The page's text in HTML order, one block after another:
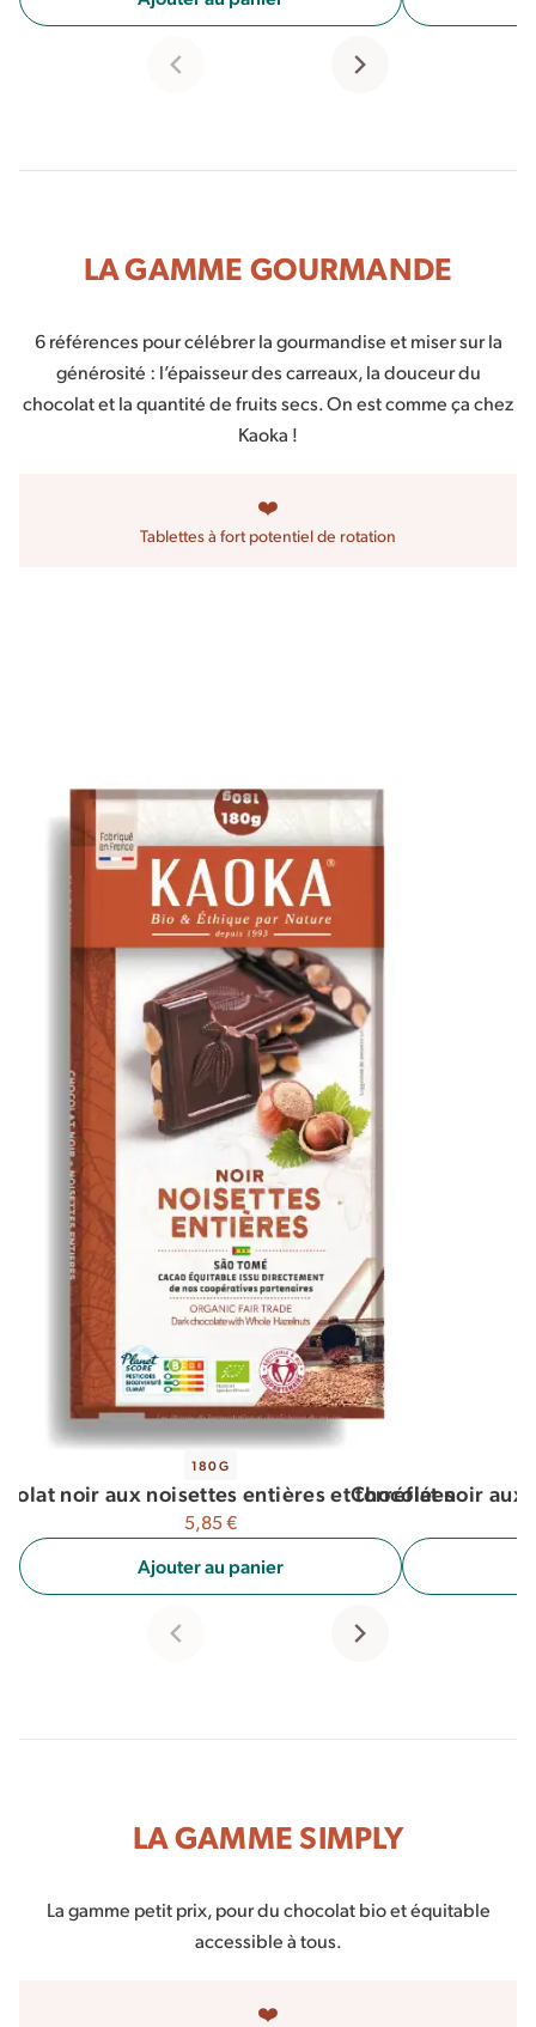
LA GAMME GOURMANDE
6 références pour célébrer la gourmandise et miser sur la
générosité : l’épaisseur des carreaux, la douceur du
chocolat et la quantité de fruits secs. On est comme ça chez
Kaoka !
❤️
Tablettes à fort potentiel de rotation
180G
noir aux noisettes entières et torréfiées
5,85€
Ajouter au panier
Chocolat noir aux
LA GAMME SIMPLY
La gamme petit prix, pour du chocolat bio et équitable
accessible à tous.
❤️